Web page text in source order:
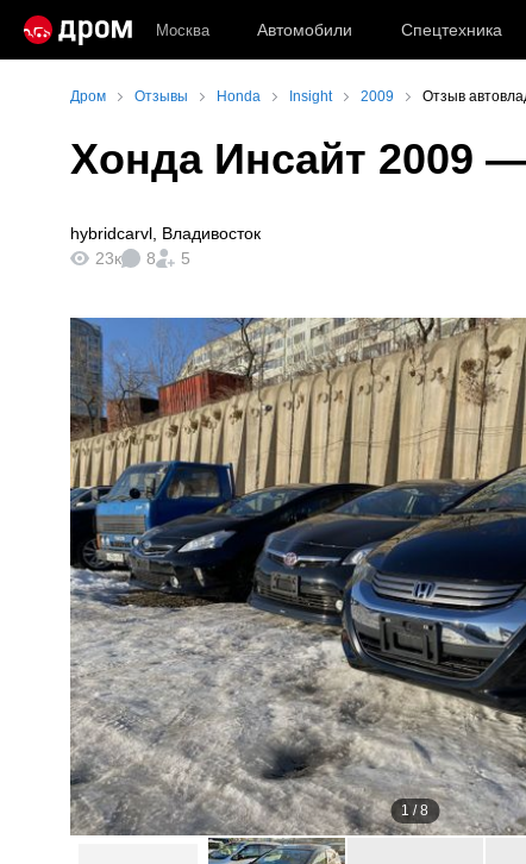
Москва Автомобили Спецтехника
Дром Отзывы Honda Insight 2009 Отзыв
Хонда Инсайт 2009 —
hybridcarvl Владивосток
23к
8 5
1/8